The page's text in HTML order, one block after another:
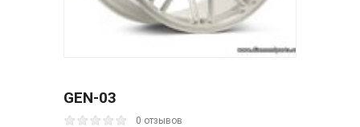
GEN-03
0 отзывов